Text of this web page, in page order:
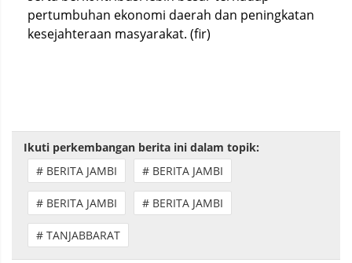
pertumbuhan ekonomi daerah dan peningkatan
kesejahteraan masyarakat. (fir)
Ikuti perkembangan berita ini dalam topik:
# BERITA JAMBI
# BERITA JAMBI
# BERITA JAMBI # BERITA JAMBI
# TANJABBARAT